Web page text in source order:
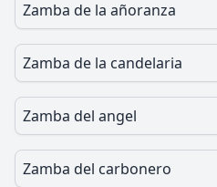
Zamba de la añoranza
Zamba de la candelaria
Zamba del angel
Zamba del carbonero